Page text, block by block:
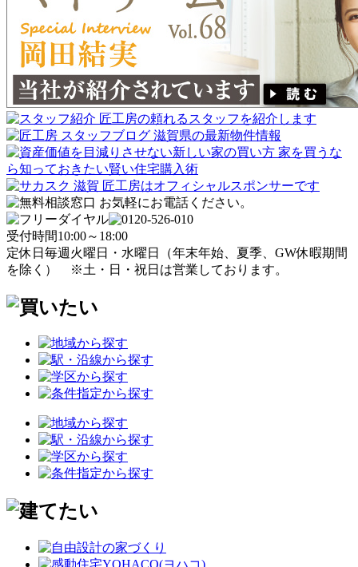
受付時間10:00～18:00
定休日 毎週火曜日・水曜日
（年末年始、夏季、GW休暇期間
を除く）
※土・日・祝日は営業しております。